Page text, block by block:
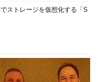
ストレージを仮想化する「S